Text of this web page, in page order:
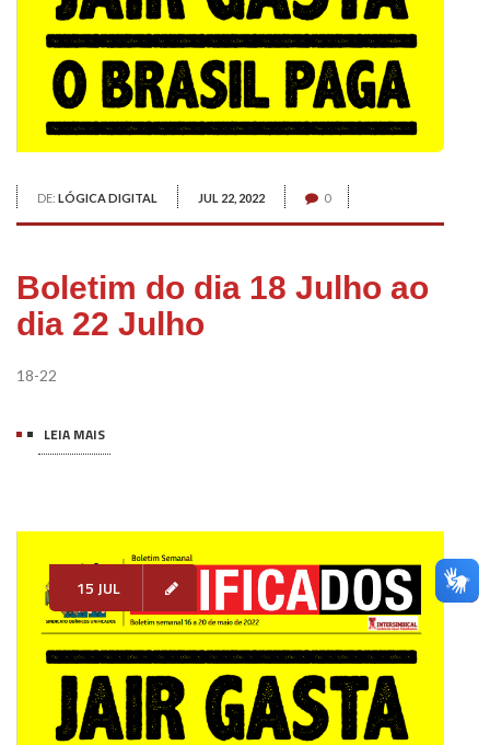
DE: LÓGICA DIGITAL JUL 22, 2022 0
Boletim do dia 18 Julho ao
dia 22 Julho
18-22
LEIA MAIS
15 JUL